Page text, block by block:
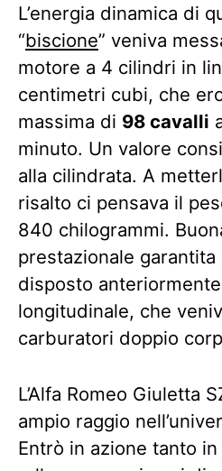
L’energia dinamica di
“biscione” veniva
motore a 4 cilindri in
centimetri cubi, che
massima di 98 cavalli
minuto. Un valore
alla cilindrata. A
risalto ci pensava il
840 chilogrammi.
prestazionale
disposto
longitudinale, che
carburatori doppio
L’Alfa Romeo Giuletta
ampio raggio
Entrò in azione tanto